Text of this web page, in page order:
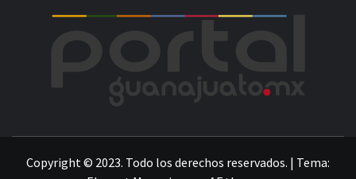
Copyright © 2023. Todo los derechos reservados. | Tema: